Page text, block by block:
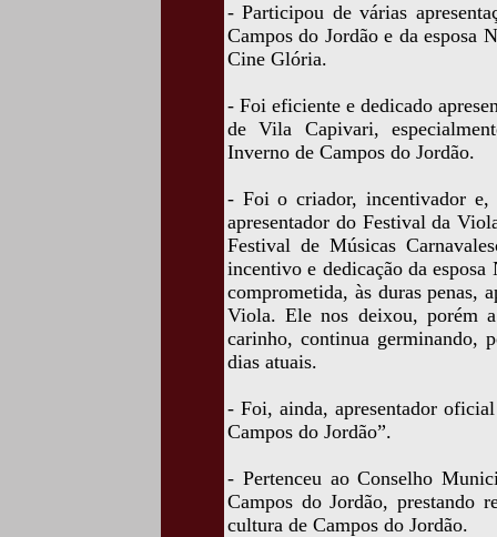
- Participou de várias
Campos do Jordão e da esposa
Cine Glória.
- Foi eficiente e dedicado
de Vila Capivari,
Inverno de Campos do Jordão.
- Foi o criador, incentivador e,
apresentador do Festival da
Festival de Músicas
incentivo e dedicação da
comprometida, às duras penas,
Viola. Ele nos deixou, porém
carinho, continua germinando,
dias atuais.
- Foi, ainda, apresentador
Campos do Jordão”.
- Pertenceu ao Conselho
Campos do Jordão, prestando
cultura de Campos do Jordão.